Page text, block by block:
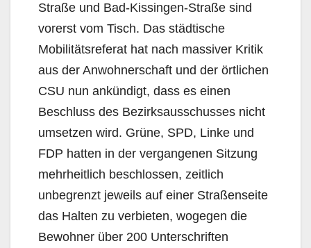
Straße und Bad-Kissingen-Straße sind
vorerst vom Tisch. Das städtische
Mobilitätsreferat hat nach massiver Kritik
aus der Anwohnerschaft und der örtlichen
CSU nun ankündigt, dass es einen
Beschluss des Bezirksausschusses nicht
umsetzen wird. Grüne, SPD, Linke und
FDP hatten in der vergangenen Sitzung
mehrheitlich beschlossen, zeitlich
unbegrenzt jeweils auf einer Straßenseite
das Halten zu verbieten, wogegen die
Bewohner über 200 Unterschriften